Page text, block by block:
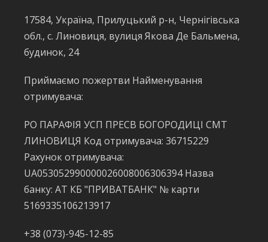
17584, Україна, Прилуцький р-н, Чернігівська
обл., с. Линовиця, вулиця Якова Де Бальмена,
будинок, 24
Приймаємо пожертви Найменування
отримувача:
РО ПАРАФІЯ УСП ПРЕСВ БОГОРОДИЦІ СМТ
ЛИНОВИЦЯ Код отримувача: 36715229
Рахунок отримувача:
UA053052990000026008006306394 Назва
банку: АТ КБ "ПРИВАТБАНК" № карти
5169335106213917
+38 (073)-945-12-85